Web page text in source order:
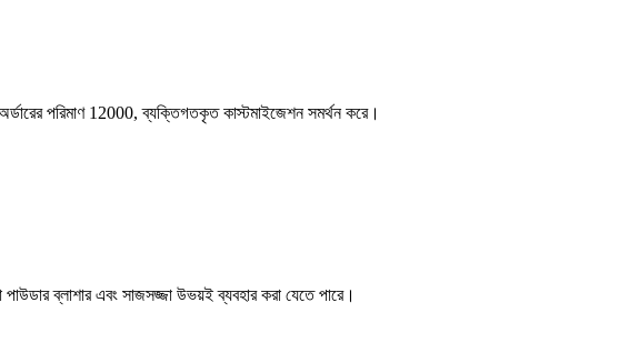
অর্ডারের পরিমাণ 12000, ব্যক্তিগতকৃত কাস্টমাইজেশন সমর্থন করে।
ব্লাশার এবং সাজসজ্জা উভয়ই ব্যবহার করা যেতে পারে।